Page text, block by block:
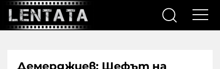
Демерджиев: Шефът на